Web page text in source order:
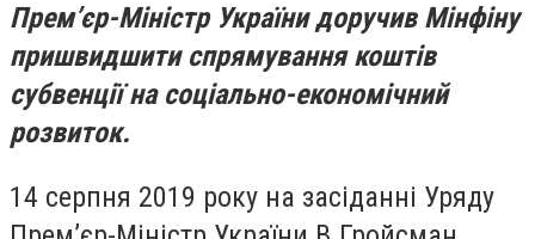
Прем’єр-Міністр України доручив Мінфіну
пришвидшити спрямування коштів
субвенції на соціально-економічний
розвиток.
14 серпня 2019 року на засіданні Уряду